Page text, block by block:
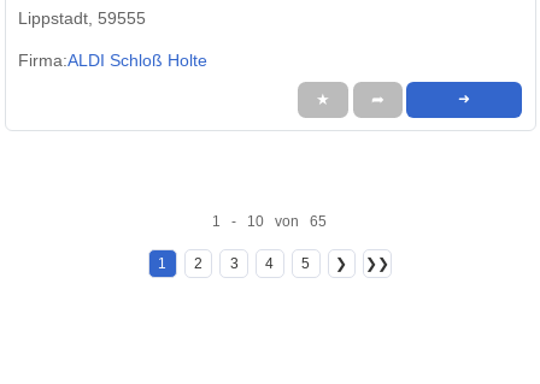
Lippstadt, 59555
Firma:ALDI Schloß Holte
★ ➦ ➜
1 - 10 von 65
1 2 3 4 5 ❯ ❯❯